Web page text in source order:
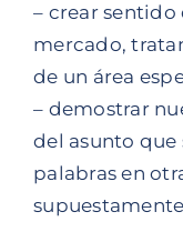
– crear
mercado,
de un área
– demostrar
del asunto que
palabras en